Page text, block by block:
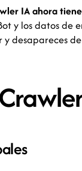
IA ahora
y los datos
y desapareces